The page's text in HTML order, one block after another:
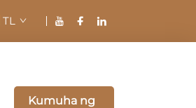
TL
Kumuha ng